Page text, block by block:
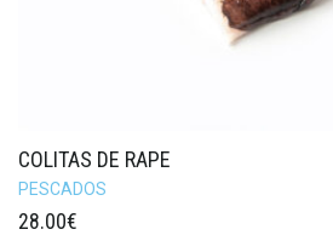
COLITAS DE RAPE
PESCADOS
28.00€